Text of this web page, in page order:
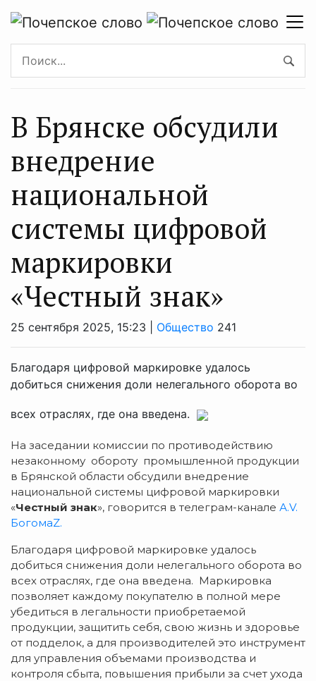
В Брянске обсудили
внедрение
национальной
системы цифровой
маркировки
«Честный знак»
25 сентября 2025, 15:23 | Общество 241
Благодаря цифровой маркировке удалось
добиться снижения доли нелегального оборота во
всех отраслях, где она введена.
На заседании комиссии по противодействию
незаконному обороту промышленной продукции
в Брянской области обсудили внедрение
национальной системы цифровой маркировки
«Честный знак», говорится в телеграм-канале А.V.
БогомаZ.
Благодаря цифровой маркировке удалось
добиться снижения доли нелегального оборота во
всех отраслях, где она введена. Маркировка
позволяет каждому покупателю в полной мере
убедиться в легальности приобретаемой
продукции, защитить себя, свою жизнь и здоровье
от подделок, а для производителей это инструмент
для управления объемами производства и
контроля сбыта, повышения прибыли за счет ухода